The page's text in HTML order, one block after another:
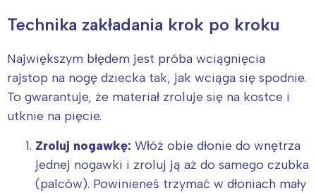
Technika zakładania krok po kroku
Największym błędem jest próba wciągnięcia
rajstop na nogę dziecka tak, jak wciąga się spodnie.
To gwarantuje, że materiał zroluje się na kostce i
utknie na pięcie.
Zroluj nogawkę: Włóż obie dłonie do wnętrza
jednej nogawki i zroluj ją aż do samego czubka
(palców). Powinieneś trzymać w dłoniach mały